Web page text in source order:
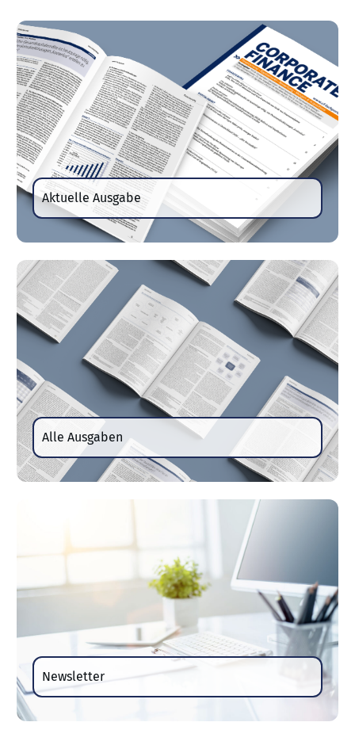
Aktuelle Ausgabe
Alle Ausgaben
Newsletter